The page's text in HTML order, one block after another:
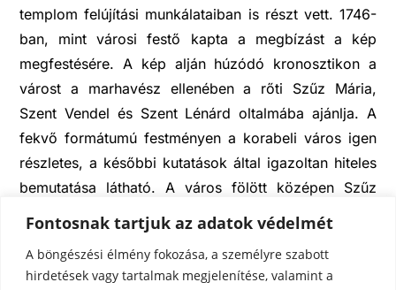
Fontosnak tartjuk az adatok védelmét
A böngészési élmény fokozása, a személyre szabott
hirdetések vagy tartalmak megjelenítése, valamint a
templom felújítási munkálataiban is részt vett. 1746-
ban, mint városi festő kapta a megbízást a kép
megfestésére. A kép alján húzódó kronosztikon a
várost a marhavész ellenében a rőti Szűz Mária,
Szent Vendel és Szent Lénárd oltalmába ajánlja. A
fekvő formátumú festményen a korabeli város igen
részletes, a későbbi kutatások által igazoltan hiteles
bemutatása látható. A város fölött középen Szűz
Mária a gyermek Jézussal, két oldalán a két szent
látható. A Máriára tekintő, felhőkön térdelve kezeit
imára kulcsoló, egyszerű pásztorbotos, tarisznyás